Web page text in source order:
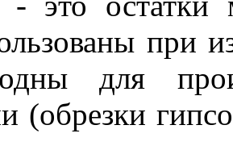
при
для
(обрезки